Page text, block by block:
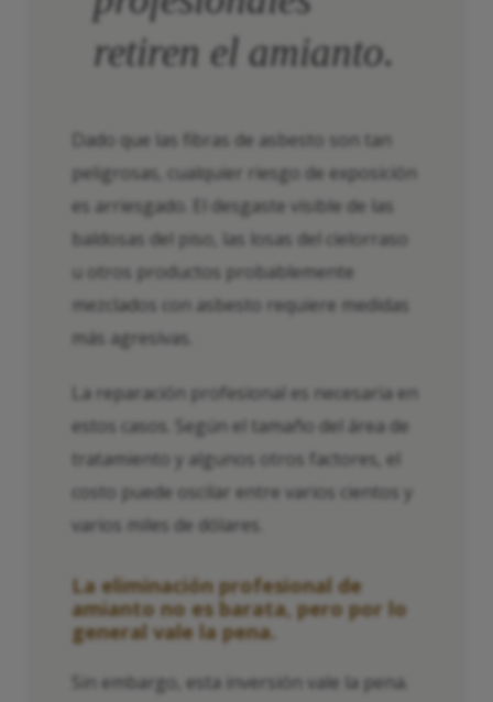
retiren el amianto.
Dado que las fibras de asbesto son tan
peligrosas, cualquier riesgo de exposición
es arriesgado. El desgaste visible de las
baldosas del piso, las losas del cielorraso
u otros productos probablemente
mezclados con asbesto requiere medidas
más agresivas.
La reparación profesional es necesaria en
estos casos. Según el tamaño del área de
tratamiento y algunos otros factores, el
costo puede oscilar entre varios cientos y
varios miles de dólares.
La eliminación profesional de
amianto no es barata, pero por lo
general vale la pena.
Sin embargo, esta inversión vale la pena.